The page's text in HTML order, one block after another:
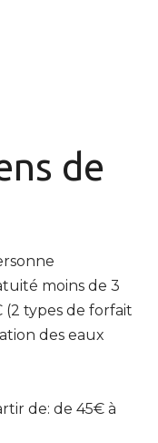
de
moins de 3
(2 types de forfait
des eaux
de: de 45€ à